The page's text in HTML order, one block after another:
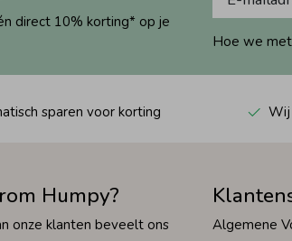
direct 10% korting* op je
Hoe we met
sparen voor korting Wij
Humpy?
onze klanten beveelt ons
Algemene